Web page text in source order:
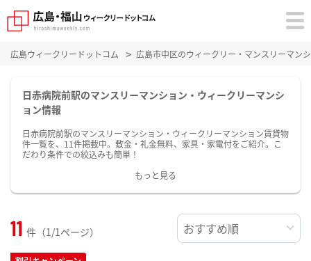
広島ウィークリードットコム 広島市中区のウィークリー・マンスリーマン
日赤病院前駅のマンスリーマンション・ウィークリーマンシ
ョン情報
日赤病院前駅のマンスリーマンション・ウィークリーマンション賃貸物
件一覧を、11件掲載中。敷金・礼金無料、家具・家電付をご紹介。こ
だわり条件での絞込みも簡単！
もっと見る
11 件（1/1ページ）